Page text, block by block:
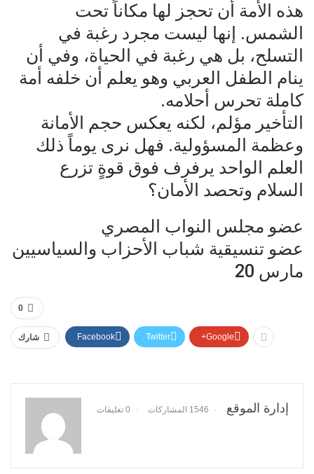
هذه الأمة أن تحجز لها مكاناً تحت
الشمس. إنها ليست مجرد رغبة في
التسلح، بل هي رغبة في الحياة، وفي أن
ينام الطفل العربي وهو يعلم أن خلفه أمة
كاملة تحرس أحلامه.
التأخير مؤلم، لكنه يعكس حجم الأمانة
وعظمة المسؤولية. فهل نرى يوماً ذلك
العلم الواحد يرفرف فوق قوةٍ تزرع
السلام وتحصد الأمان؟
عضو مجلس النواب المصري
عضو تنسيقية شباب الأحزاب والسياسيين
مارس 20
0
شارك Facebook Twitter Google+
إدارة الموقع 1546 المشاركات 0 تعليقات